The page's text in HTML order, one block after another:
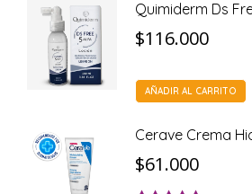
Quimiderm Ds
$116.000
AÑADIR AL CARRITO
Cerave Crema
$61.000